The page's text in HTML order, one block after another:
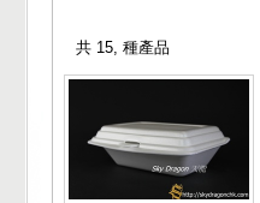
共 15, 種產品